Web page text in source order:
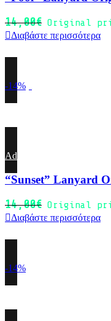
14,00€ Original
Διαβάστε περισσότερα
-14%
Add to wishlist
“Sunset” Lanyard
14,00€ Original
Διαβάστε περισσότερα
-14%